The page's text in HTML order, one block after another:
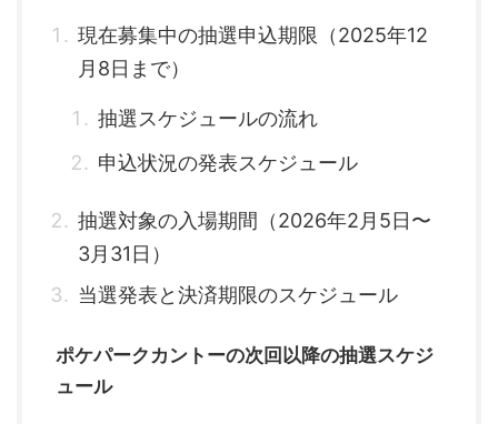
現在募集中の抽選申込期限（2025年12
月8日まで）
抽選スケジュールの流れ
申込状況の発表スケジュール
抽選対象の入場期間（2026年2月5日〜
3月31日）
当選発表と決済期限のスケジュール
ポケパークカントーの次回以降の抽選スケジ
ュール